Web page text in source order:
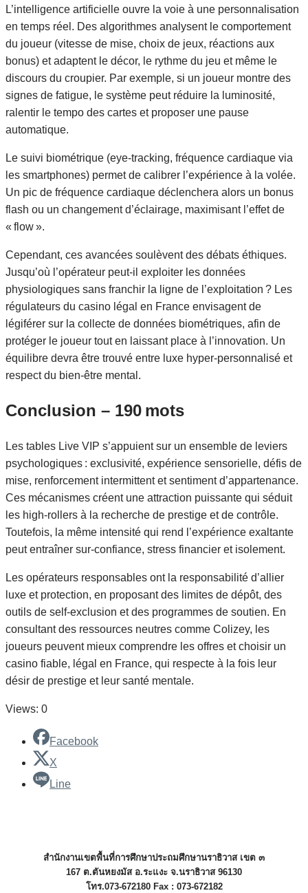
L’intelligence artificielle ouvre la voie à une personnalisation
en temps réel. Des algorithmes analysent le comportement
du joueur (vitesse de mise, choix de jeux, réactions aux
bonus) et adaptent le décor, le rythme du jeu et même le
discours du croupier. Par exemple, si un joueur montre des
signes de fatigue, le système peut réduire la luminosité,
ralentir le tempo des cartes et proposer une pause
automatique.
Le suivi biométrique (eye‑tracking, fréquence cardiaque via
les smartphones) permet de calibrer l’expérience à la volée.
Un pic de fréquence cardiaque déclenchera alors un bonus
flash ou un changement d’éclairage, maximisant l’effet de
« flow ».
Cependant, ces avancées soulèvent des débats éthiques.
Jusqu’où l’opérateur peut‑il exploiter les données
physiologiques sans franchir la ligne de l’exploitation ? Les
régulateurs du casino légal en France envisagent de
légiférer sur la collecte de données biométriques, afin de
protéger le joueur tout en laissant place à l’innovation. Un
équilibre devra être trouvé entre luxe hyper‑personnalisé et
respect du bien‑être mental.
Conclusion – 190 mots
Les tables Live VIP s’appuient sur un ensemble de leviers
psychologiques : exclusivité, expérience sensorielle, défis de
mise, renforcement intermittent et sentiment d’appartenance.
Ces mécanismes créent une attraction puissante qui séduit
les high‑rollers à la recherche de prestige et de contrôle.
Toutefois, la même intensité qui rend l’expérience exaltante
peut entraîner sur‑confiance, stress financier et isolement.
Les opérateurs responsables ont la responsabilité d’allier
luxe et protection, en proposant des limites de dépôt, des
outils de self‑exclusion et des programmes de soutien. En
consultant des ressources neutres comme Colizey, les
joueurs peuvent mieux comprendre les offres et choisir un
casino fiable, légal en France, qui respecte à la fois leur
désir de prestige et leur santé mentale.
Views: 0
Facebook
X
Line
สำนักงานเขตพื้นที่การศึกษาประถมศึกษานราธิวาส เขต ๓
167 ต.ตันหยงมัส อ.ระแงะ จ.นราธิวาส 96130
โทร.073-672180 Fax : 073-672182